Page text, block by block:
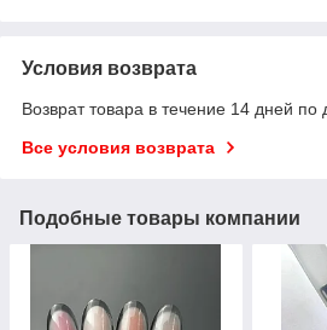
Условия возврата
Возврат товара в течение 14 дней по
Все условия возврата
Подобные товары компании